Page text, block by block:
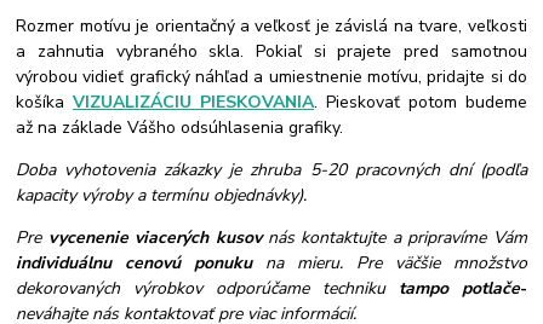
Rozmer motívu je orientačný a veľkosť je závislá na tvare, veľkosti
a zahnutia vybraného skla. Pokiaľ si prajete pred samotnou
výrobou vidieť grafický náhľad a umiestnenie motívu, pridajte si do
košíkaVIZUALIZÁCIU PIESKOVANIA. Pieskovať potom budeme
až na základe Vášho odsúhlasenia grafiky.
Doba vyhotovenia zákazky je zhruba 5-20 pracovných dní (podľa
kapacity výroby a termínu objednávky).
Pre vycenenie viacerých kusovnás kontaktujte a pripravíme Vám
individuálnu cenovú ponukuna mieru. Pre väčšie množstvo
dekorovaných výrobkov odporúčame techniku tampo potlače-
neváhajte nás kontaktovať pre viac informácií.